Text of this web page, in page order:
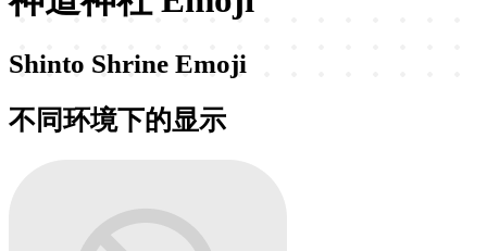
Shinto Shrine Emoji
不同环境下的显示